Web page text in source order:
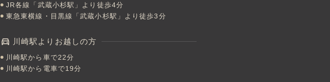
JR各線「武蔵小杉駅」より徒歩4分
東急東横線・目黒線「武蔵小杉駅」より徒歩3分
川崎駅よりお越しの方
川崎駅から車で22分
川崎駅から電車で19分